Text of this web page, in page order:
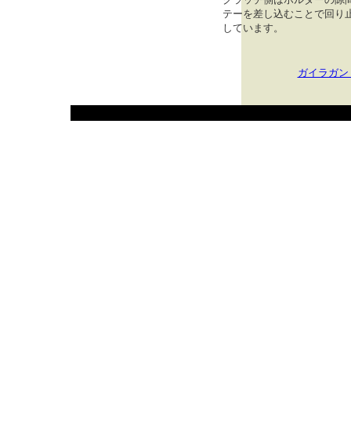
テーを差し込むことで回り
しています。
ガイラガ